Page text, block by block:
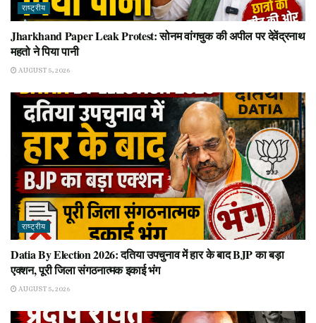
राष्ट्रीय
Jharkhand Paper Leak Protest: सोनम वांगचुक की अपील पर देवेंद्रनाथ
महतो ने पिया पानी
AUGUST 5, 2026
राष्ट्रीय
Datia By Election 2026: दतिया उपचुनाव में हार के बाद BJP का बड़ा
एक्शन, पूरी जिला संगठनात्मक इकाई भंग
AUGUST 5, 2026